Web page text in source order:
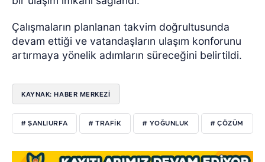
Çalışmaların planlanan takvim doğrultusunda
devam ettiği ve vatandaşların ulaşım konforunu
artırmaya yönelik adımların süreceğini belirtildi.
KAYNAK: HABER MERKEZİ
# ŞANLIURFA # TRAFİK # YOĞUNLUK # ÇÖZÜM